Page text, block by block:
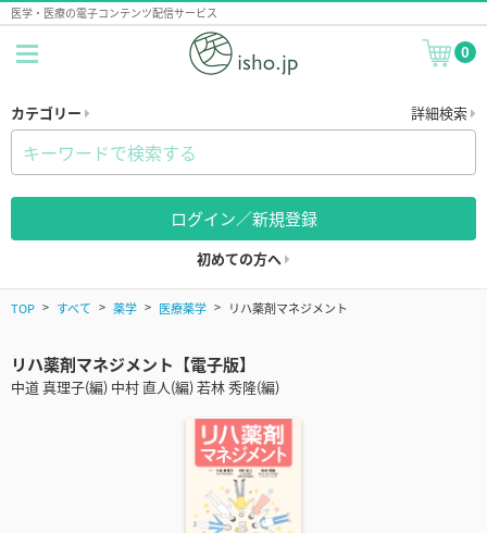
医学・医療の電子コンテンツ配信サービス
0
カテゴリー 詳細検索
ログイン／新規登録
初めての方へ
TOP すべて 薬学 医療薬学 リハ薬剤マネジメント
リハ薬剤マネジメント【電子版】
中道 真理子(編) 中村 直人(編) 若林 秀隆(編)